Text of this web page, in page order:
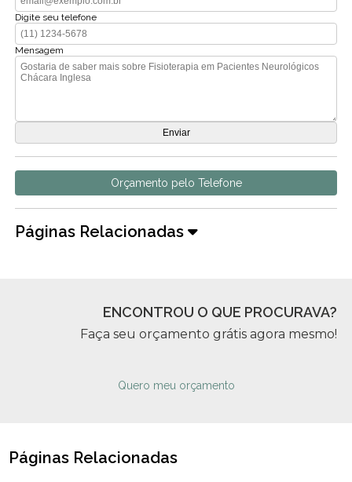
Digite seu telefone
Mensagem
Orçamento pelo Telefone
Páginas Relacionadas
ENCONTROU O QUE PROCURAVA?
Faça seu orçamento grátis agora mesmo!
Quero meu orçamento
Páginas Relacionadas